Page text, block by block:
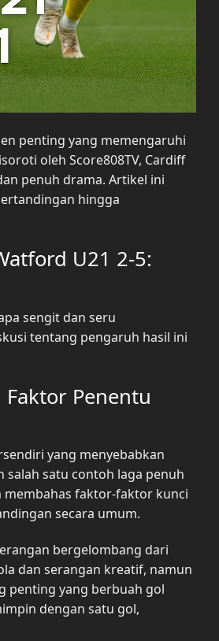
penting yang memengaruhi
oleh Score808TV, Cardiff
penuh drama. Artikel ini
hingga
U21 2-5:
sengit dan seru
tentang pengaruh hasil ini
Penentu
yang menyebabkan
salah satu contoh laga penuh
membahas faktor-faktor kunci
secara umum.
bergelombang dari
dan serangan kreatif, namun
penting yang berbuah gol
dengan satu gol,